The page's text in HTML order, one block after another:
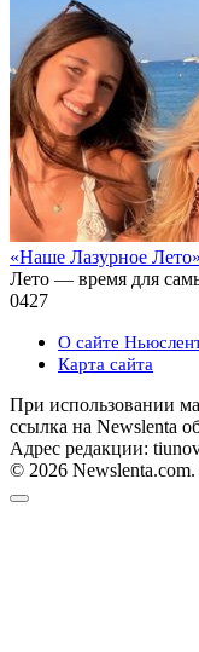
«Наше Лазурное
Лето — время для
0427
О сайте
Карта сайта
При использовании
ссылка на Newslenta
Адрес редакции:
© 2026